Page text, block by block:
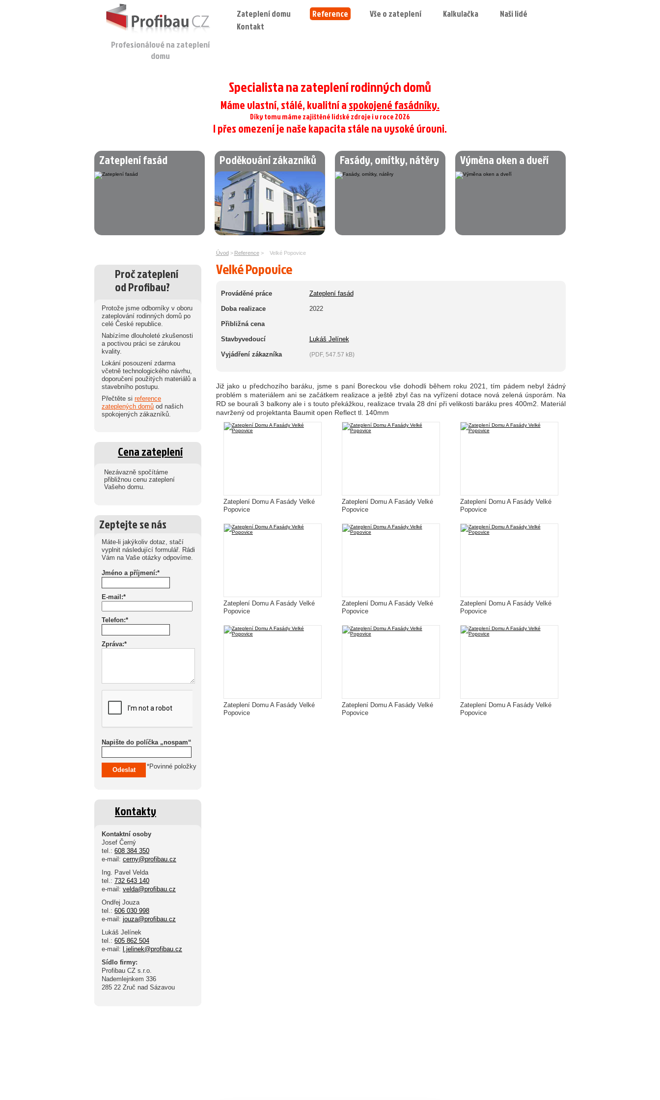
Specialista na zateplení rodinných domů
Máme vlastní, stálé, kvalitní aspokojené fasádníky.
Díky tomu máme zajištěné lidské zdroje i v roce 2026
I přes omezení je naše kapacita stále na vysoké úrovni.
Profesionálové na zateplení
domu
Zateplení domu Reference Vše o zateplení Kalkulačka
Naši lidé
Kontakt
Zateplení fasád Poděkování zákazníků Fasády, omítky, nátěry Výměna oken a dveří
Úvod> Reference> Velké Popovice
Velké Popovice
Prováděné práce Zateplení fasád
Doba realizace 2022
Přibližná cena
Stavbyvedoucí Lukáš Jelínek
Vyjádření zákazníka (PDF, 547.57 kB)
Již jako u předchozího baráku, jsme s paní Boreckou vše dohodli během roku 2021, tím pádem nebyl žádný
problém s materiálem ani se začátkem realizace a ještě zbyl čas na vyřízení dotace nová zelená úsporám. Na
RD se bourali 3 balkony ale i s touto překážkou, realizace trvala 28 dní při velikosti baráku pres 400m2. Materiál
navržený od projektanta Baumit open Reflect tl. 140mm
Zateplení Domu A Fasády Velké
Popovice
Zateplení Domu A Fasády Velké
Popovice
Zateplení Domu A Fasády Velké
Popovice
Zateplení Domu A Fasády Velké
Popovice
Zateplení Domu A Fasády Velké
Popovice
Zateplení Domu A Fasády Velké
Popovice
Zateplení Domu A Fasády Velké
Popovice
Zateplení Domu A Fasády Velké
Popovice
Zateplení Domu A Fasády Velké
Popovice
Proč zateplení
od Profibau?
Protože jsme odborníky v oboru
zateplování rodinných domů po
celé České republice.
Nabízíme dlouholeté zkušenosti
a poctivou práci se zárukou
kvality.
Lokání posouzení zdarma
včetně technologického návrhu,
doporučení použitých materiálů a
stavebního postupu.
Přečtěte si reference
zateplených domů od našich
spokojených zákazníků.
Cena zateplení
Nezávazně spočítáme
přibližnou cenu zateplení
Vašeho domu.
Zeptejte se nás
Máte-li jakýkoliv dotaz, stačí
vyplnit následující formulář. Rádi
Vám na Vaše otázky odpovíme.
Jméno a příjmení:*
E-mail:*
Telefon:*
Zpráva:*
Napište do políčka „nospam“
*Povinné položky
Odeslat
Kontakty
Kontaktní osoby
Josef Černý
tel.: 608 384 350
e-mail: cerny@profibau.cz
Ing. Pavel Velda
tel.: 732 643 140
e-mail: velda@profibau.cz
Ondřej Jouza
tel.: 606 030 998
e-mail: jouza@profibau.cz
Lukáš Jelínek
tel.: 605 862 504
e-mail: l.jelinek@profibau.cz
Sídlo firmy:
Profibau CZ s.r.o.
Nademlejnkem 336
285 22 Zruč nad Sázavou